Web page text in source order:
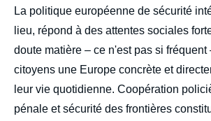
La politique européenne de sécurité
lieu, répond à des attentes sociales
doute matière – ce n'est pas si fréquent
citoyens une Europe concrète et
leur vie quotidienne. Coopération
pénale et sécurité des frontières
Image
couverture
de
la
publication